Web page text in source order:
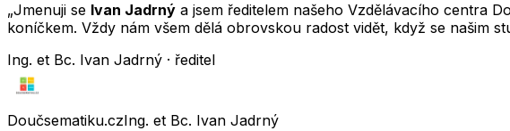
„Jmenuji se Ivan Jadrný a jsem ředitelem našeho Vzdělávacího centra
koníčkem. Vždy nám všem dělá obrovskou radost vidět, když se našim
Ing. et Bc. Ivan Jadrný · ředitel
Doučsematiku.czIng. et Bc. Ivan Jadrný